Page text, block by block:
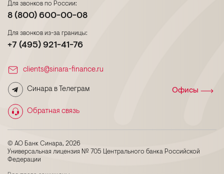
© АО Банк Синара, 2026
Универсальная лицензия № 705 Центрального банка Российской
Федерации
clients@sinara-finance.ru
Синара в Телеграм
Обратная связь
Для звонков по России:
8 (800) 600-00-08
Для звонков из-за границы:
+7 (495) 921-41-76
Офисы